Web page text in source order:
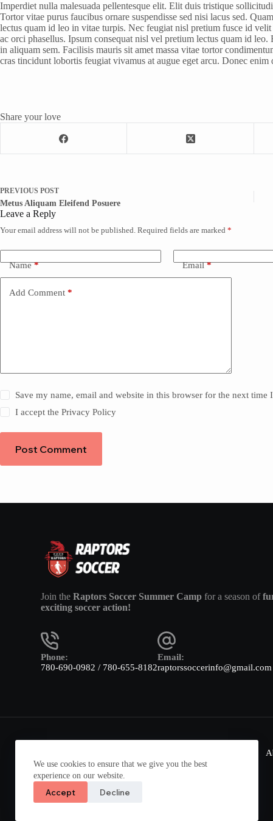
We use cookies to ensure that we give you the best
experience on our website.
Accept Decline
Imperdiet nulla malesuada pellentesque elit. Elit duis tristique
Tortor vitae purus faucibus ornare suspendisse sed nisi lacus sed.
lectus quam id leo in vitae turpis. Nec feugiat nisl pretium fusce id
ac orci phasellus. Ipsum consequat nisl vel pretium lectus quam id
in aliquam sem. Facilisis mauris sit amet massa vitae tortor
cras tincidunt lobortis feugiat vivamus at augue eget arcu. Donec enim
Share your love
PREVIOUS POST
Metus Aliquam Eleifend Posuere
Leave a Reply
Your email address will not be published. Required fields are marked *
Name* Email*
Add Comment *
Save my name, email and website in this browser for the next time
I accept thePrivacy Policy
Post Comment
Join theRaptors Soccer Summer Camp for a season of
exciting soccer action!
Phone:
780-690-0982 / 780-655-8182
Email:
raptorssoccerinfo@gmail.com